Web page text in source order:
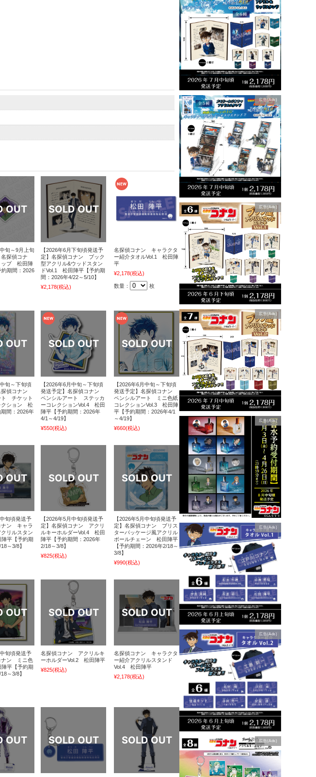
広告(Ads)
広告(Ads)
広告(Ads)
広告(Ads)
広告(Ads)
広告(Ads)
広告(Ads)
旬～9月上旬
探偵コナ
プ 松田陣
期間：2026
【2026年6月下旬頃発送予
定】名探偵コナン ブック
型アクリル&ウッドスタン
ドVol.1 松田陣平【予約期
間：2026年4/22～5/10】
¥2,178(税込)
名探偵コナン キャラクタ
ー紹介タオルVol.1 松田陣
平
¥2,178(税込)
数量： 枚
旬～下旬頃
探偵コナン
ト チケット
クション 松
間：2026年
【2026年6月中旬～下旬頃
発送予定】名探偵コナン
ペンシルアート ステッカ
ーコレクションVol.4 松田
陣平【予約期間：2026年
4/1～4/19】
¥550(税込)
【2026年6月中旬～下旬頃
発送予定】名探偵コナン
ペンシルアート ミニ色紙
コレクションVol.3 松田陣
平【予約期間：2026年4/1
～4/19】
¥660(税込)
旬頃発送予
ナン キャラ
リルスタン
平【予約期
～3/8】
【2026年5月中旬頃発送予
定】名探偵コナン アクリ
ルキーホルダーVol.4 松田
陣平【予約期間：2026年
2/18～3/8】
¥825(税込)
【2026年5月中旬頃発送予
定】名探偵コナン ブリス
ターパッケージ風アクリル
ボールチェーン 松田陣平
【予約期間：2026年2/18～
3/8】
¥990(税込)
旬頃発送予
ナン ミニ色
平【予約期
～3/8】
名探偵コナン アクリルキ
ーホルダーVol.2 松田陣平
¥825(税込)
名探偵コナン キャラクタ
ー紹介アクリルスタンド
Vol.4 松田陣平
¥2,178(税込)